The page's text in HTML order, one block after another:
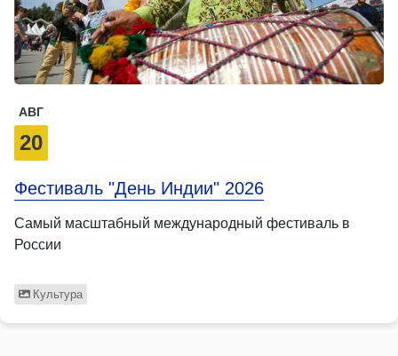
АВГ
20
Фестиваль "День Индии" 2026
Самый масштабный международный фестиваль в
России
Культура